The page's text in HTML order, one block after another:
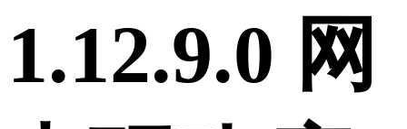
1.12.9.0 网